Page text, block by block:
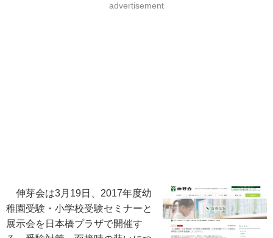
advertisement
伸芽会は3月19日、2017年度幼
稚園受験・小学校受験セミナーと
展示会を日本橋プラザで開催す